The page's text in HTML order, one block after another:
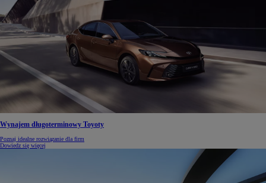
Wynajem długoterminowy Toyoty
Poznaj idealne rozwiązanie dla firm
Dowiedz się więcej